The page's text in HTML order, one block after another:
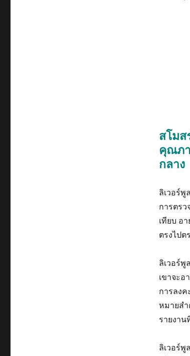
สโมส
คุณภ
กลาง
ลิเวอร์พู
การตรว
เทียบ อ
ตรงไปต
ลิเวอร์
เขาจะอ
การลงค
หมายส
รายงาน
ลิเวอร์